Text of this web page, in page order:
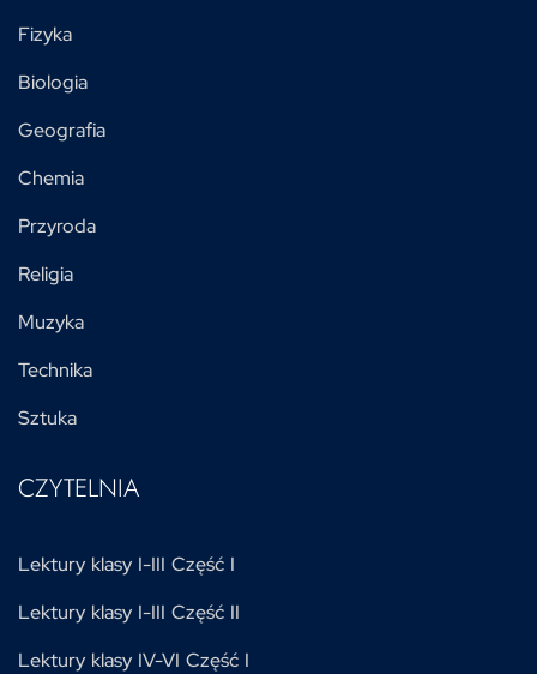
Fizyka
Biologia
Geografia
Chemia
Przyroda
Religia
Muzyka
Technika
Sztuka
CZYTELNIA
Lektury klasy I-III Część I
Lektury klasy I-III Część II
Lektury klasy IV-VI Część I